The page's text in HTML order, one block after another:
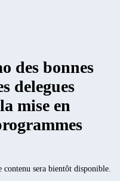
des bonnes
delegues
mise en
contenu sera bientôt disponible.